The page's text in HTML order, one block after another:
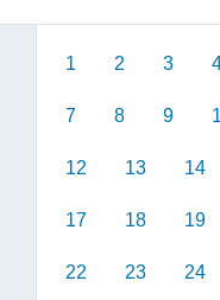
1 2 3
7 8 9
12 13 14
17 18 19
22 23 24